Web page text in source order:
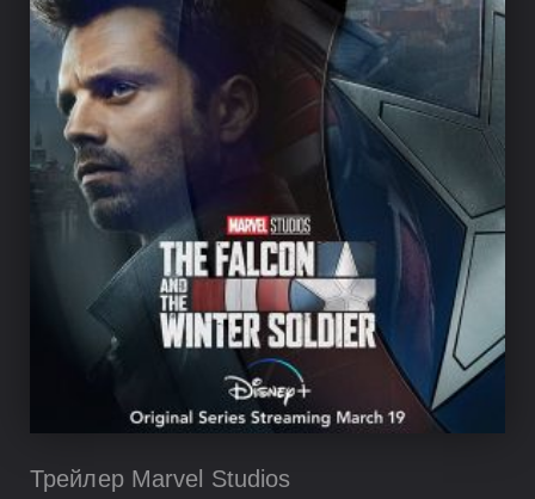
Трейлер Marvel Studios